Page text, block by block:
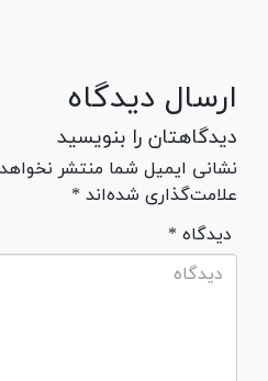
ارسال دیدگاه
دیدگاهتان را بنویسید
نشانی ایمیل شما منتشر
علامت‌گذاری شده‌اند *
* دیدگاه